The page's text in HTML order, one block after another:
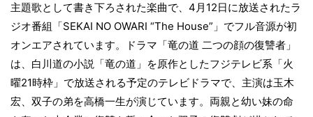
主題歌として書き下ろされた楽曲で、4月12日に放送されたラ
ジオ番組「SEKAI NO OWARI “The House”」でフル音源が初
オンエアされています。ドラマ「竜の道 二つの顔の復讐者」
は、白川道の小説「竜の道」を原作としたフジテレビ系「火
曜21時枠」で放送される予定のテレビドラマで、主演は玉木
宏、双子の弟を高橋一生が演じています。両親と幼い妹の命